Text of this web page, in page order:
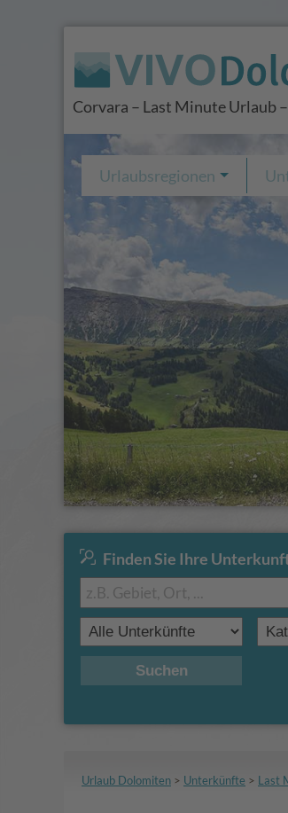
Corvara – Last Minute Urlaub
Finden Sie Ihre
Suchen
Urlaubsregionen
Urlaub Dolomiten > Unterkünfte > Last